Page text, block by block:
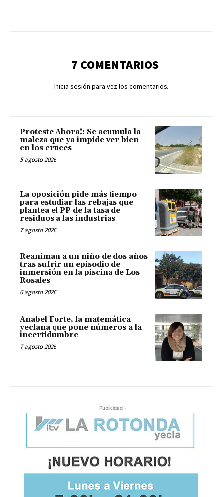
7 COMENTARIOS
Inicia sesión para vez los comentarios.
Proteste Ahora!: Se acumula la
maleza que ya impide ver bien
en los cruces
5 agosto 2026
La oposición pide más tiempo
para estudiar las rebajas que
plantea el PP de la tasa de
residuos a las industrias
7 agosto 2026
Reaniman a un niño de dos años
tras sufrir un episodio de
inmersión en la piscina de Los
Rosales
6 agosto 2026
Anabel Forte, la matemática
yeclana que pone números a la
incertidumbre
7 agosto 2026
- Publicidad -